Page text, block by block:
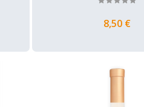
8,50 €